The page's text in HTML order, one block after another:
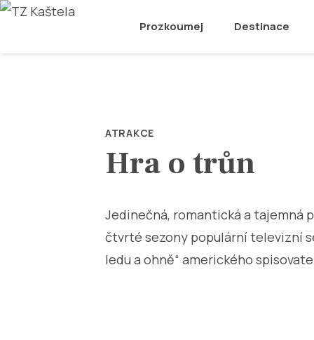
Prozkoumej Destinace
ATRAKCE
Hra o trůn
Jedinečná, romantická a tajemná
čtvrté sezony populární televizní
ledu a ohně“ amerického